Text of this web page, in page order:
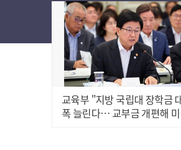
교육부 "지방 국립대 장학금
폭 늘린다… 교부금 개편해